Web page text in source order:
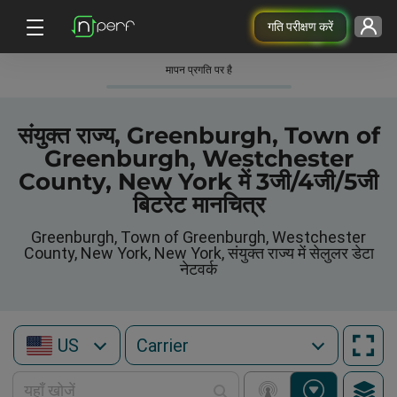
गति परीक्षण करें
मापन प्रगति पर है
संयुक्त राज्य, Greenburgh, Town of
Greenburgh, Westchester
County, New York में 3जी/4जी/5जी
बिटरेट मानचित्र
Greenburgh, Town of Greenburgh, Westchester
County, New York, New York, संयुक्त राज्य में सेलुलर डेटा
नेटवर्क
US